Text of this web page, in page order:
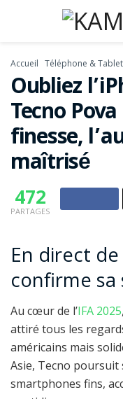
Accueil Téléphone &
Oubliez
Tecno
finesse,
maîtrisé
472
PARTAGES
En direct de
confirme
Au cœur de l’IFA 2025
attiré tous les
américains mais
Asie, Tecno poursuit
smartphones fins,